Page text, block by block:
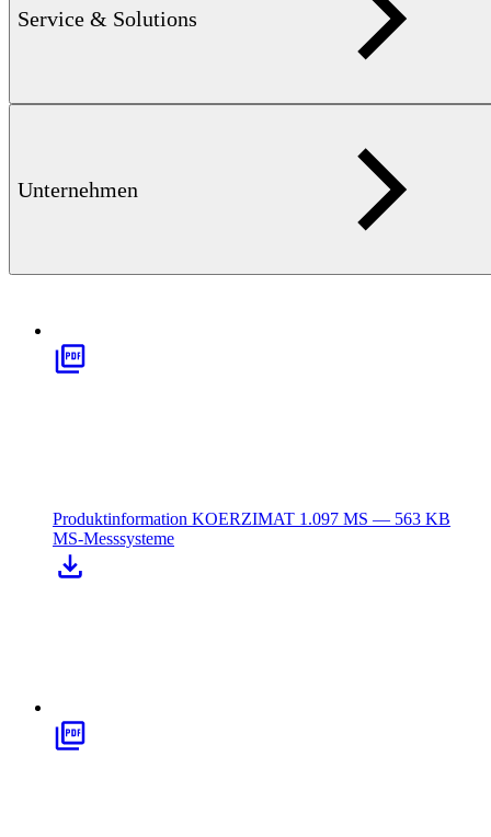
Service & Solutions
Unternehmen
Produktinformation KOERZIMAT 1.097 MS — 563 KB
MS-Messsysteme